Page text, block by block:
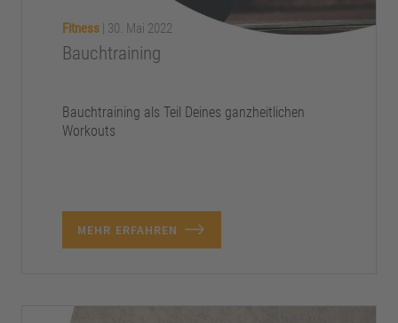
Fitness | 30. Mai 2022
Bauchtraining
Bauchtraining als Teil Deines ganzheitlichen
Workouts
MEHR ERFAHREN